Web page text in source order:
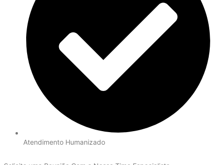
Atendimento Humanizado